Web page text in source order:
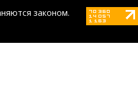
законом.